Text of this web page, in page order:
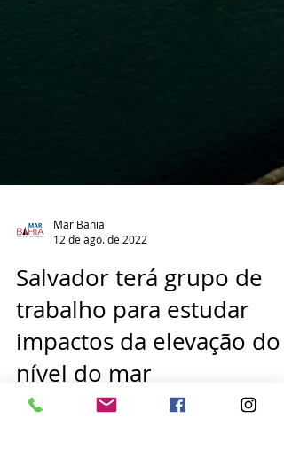
12 de ago. de 2022
Salvador terá grupo de
trabalho para estudar
impactos da elevação do
nível do mar